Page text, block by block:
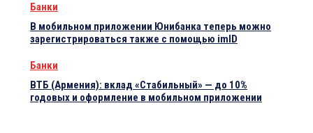
Банки
В мобильном приложении Юнибанка теперь можно
зарегистрироваться также с помощью imID
Банки
ВТБ (Армения): вклад «Стабильный» — до 10%
годовых и оформление в мобильном приложении